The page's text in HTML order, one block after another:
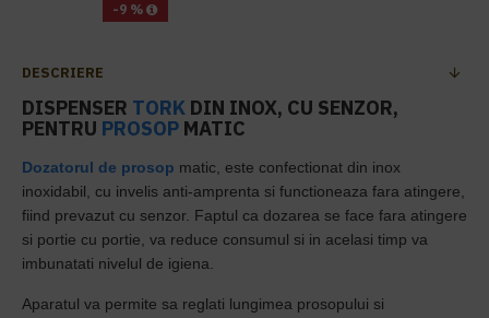
-9 %
DESCRIERE
DISPENSER TORK DIN INOX, CU SENZOR,
PENTRU PROSOP MATIC
Dozatorul de prosop matic, este confectionat din inox
inoxidabil, cu invelis anti-amprenta si functioneaza fara atingere,
fiind prevazut cu senzor. Faptul ca dozarea se face fara atingere
si portie cu portie, va reduce consumul si in acelasi timp va
imbunatati nivelul de igiena.
Aparatul va permite sa reglati lungimea prosopului si